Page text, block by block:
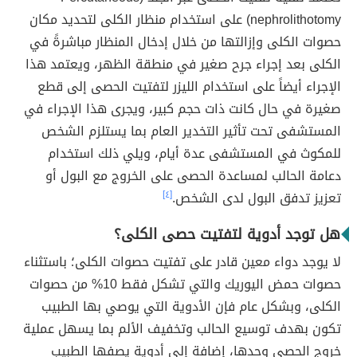
nephrolithotomy) على استخدام منظار الكلى لتحديد مكان
حصوات الكلى وإزالتها من خلال إدخال المنظار مباشرةً في
الكلى بعد إجراء جرح صغير في منطقة الظهر، ويعتمد هذا
الإجراء أيضاً على استخدام الليزر لتفتيت الحصى إلى قطع
صغيرة في حال كانت ذات حجم كبير، ويجرى هذا الإجراء في
المستشفى تحت تأثير التخدير العام بما يستلزم الشخص
للمكوث في المستشفى عدة أيام، ويلي ذلك استخدام
دعامة الحالب لمساعدة الحصى على الخروج مع البول أو
تعزيز تدفق البول لدى الشخص.[٤]
هل توجد أدوية لتفتيت حصى الكلى؟
لا يوجد دواء معين قادر على تفتيت حصوات الكلى؛ باستثناء
حصوات حمض اليوريك والتي تشكل فقط 10% من حصوات
الكلى، وبشكل عام فإن الأدوية التي يوصي بها الطبيب
تكون بهدف توسيع الحالب وتخفيف الألم بما يسهل عملية
خروج الحصى وحدها، إضافة إلى أدوية يصفها الطبيب